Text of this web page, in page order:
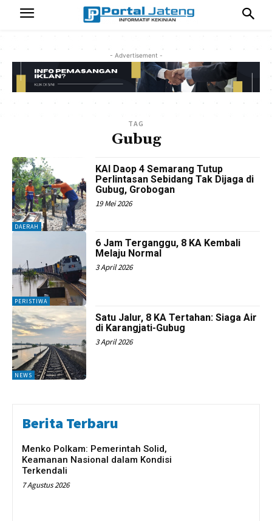
- Advertisement -
TAG
Gubug
DAERAH
KAI Daop 4 Semarang Tutup
Perlintasan Sebidang Tak Dijaga di
Gubug, Grobogan
19 Mei 2026
PERISTIWA
6 Jam Terganggu, 8 KA Kembali
Melaju Normal
3 April 2026
NEWS
Satu Jalur, 8 KA Tertahan: Siaga Air
di Karangjati-Gubug
3 April 2026
Berita Terbaru
Menko Polkam: Pemerintah Solid,
Keamanan Nasional dalam Kondisi
Terkendali
7 Agustus 2026